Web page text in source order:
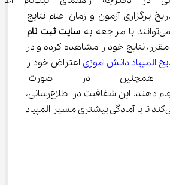
برگزاری آزمون و زمان اعلام نتایج
سایت ثبت نام
نتایج خود را مشاهده کرده و در
المپیاد دانش آموزی اعتراض خود را
همچنین در صورت
برنامه‌ریزی لازم را انجام دهند. این شفافیت در اطلاع‌رسانی،
به داوطلبان کمک می‌کند تا با آمادگی بیشتری مسیر المپیاد